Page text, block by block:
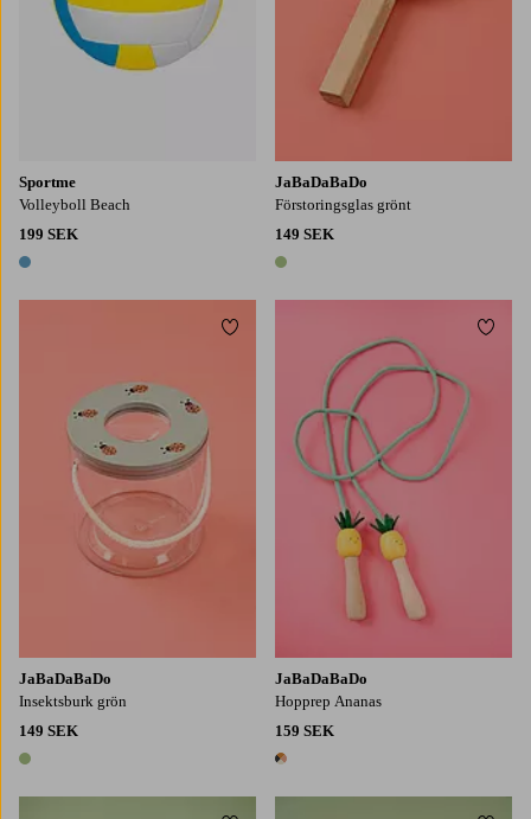
Sportme
Volleyboll Beach
199 SEK
1 färg
JaBaDaBaDo
Förstoringsglas grönt
149 SEK
1 färg
JaBaDaBaDo
Insektsburk grön
149 SEK
1 färg
Lägg till i favoriter
JaBaDaBaDo
Hopprep Ananas
159 SEK
1 färg